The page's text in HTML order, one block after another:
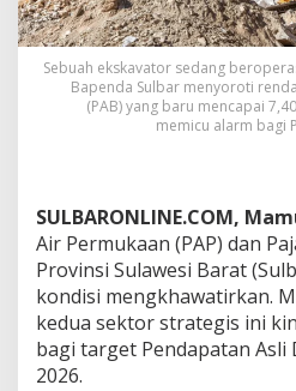
r
a
S
u
l
J
e
b
l
o
k
B
Sebuah ekskavator sedang
Bapenda Sulbar menyoroti
(PAB) yang baru mencapai
memicu alarm bagi
SULBARONLINE.COM,
Air Permukaan (PAP) dan
Provinsi Sulawesi Barat
kondisi mengkhawatirkan.
kedua sektor strategis ini
bagi target Pendapatan Asli
2026.